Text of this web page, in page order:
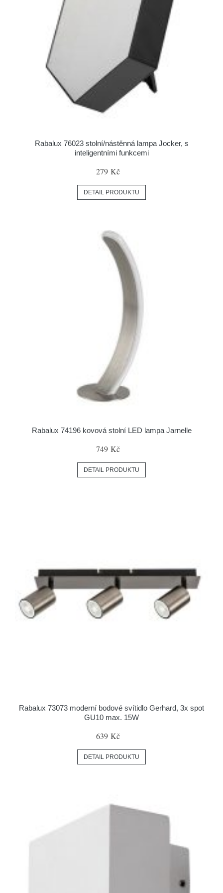
Rabalux 76023 stolní/nástěnná lampa Jocker, s
inteligentními funkcemi
279 Kč
DETAIL PRODUKTU
Rabalux 74196 kovová stolní LED lampa Jarnelle
749 Kč
DETAIL PRODUKTU
Rabalux 73073 moderní bodové svítidlo Gerhard, 3x spot
GU10 max. 15W
639 Kč
DETAIL PRODUKTU